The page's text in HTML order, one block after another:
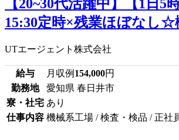
【20~30代活躍中】【1日5
15:30定時×残業ほぼなし☆
UTエージェント株式会社
給与 月収例 154,000円
勤務地
愛知県 春日井市
寮・社宅 あり
仕事内容 機械系工場 / 検査・検品 / 正社